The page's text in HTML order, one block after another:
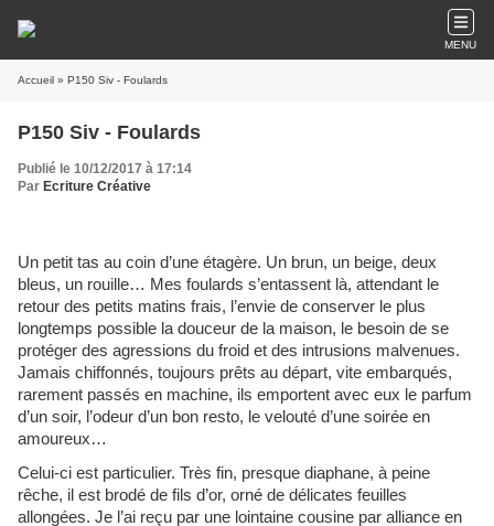
MENU
Accueil » P150 Siv - Foulards
P150 Siv - Foulards
Publié le 10/12/2017 à 17:14
Par Ecriture Créative
Un petit tas au coin d’une étagère. Un brun, un beige, deux
bleus, un rouille… Mes foulards s’entassent là, attendant le
retour des petits matins frais, l’envie de conserver le plus
longtemps possible la douceur de la maison, le besoin de se
protéger des agressions du froid et des intrusions malvenues.
Jamais chiffonnés, toujours prêts au départ, vite embarqués,
rarement passés en machine, ils emportent avec eux le parfum
d’un soir, l’odeur d’un bon resto, le velouté d’une soirée en
amoureux…
Celui-ci est particulier. Très fin, presque diaphane, à peine
rêche, il est brodé de fils d’or, orné de délicates feuilles
allongées. Je l’ai reçu par une lointaine cousine par alliance en